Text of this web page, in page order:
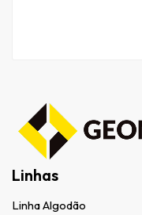
Linhas
Linha Algodão